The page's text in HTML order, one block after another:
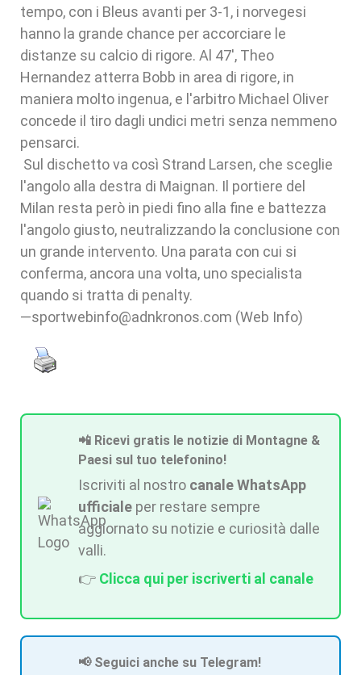
tempo, con i Bleus avanti per 3-1, i norvegesi
hanno la grande chance per accorciare le
distanze su calcio di rigore. Al 47', Theo
Hernandez atterra Bobb in area di rigore, in
maniera molto ingenua, e l'arbitro Michael Oliver
concede il tiro dagli undici metri senza nemmeno
pensarci.
Sul dischetto va così Strand Larsen, che sceglie
l'angolo alla destra di Maignan. Il portiere del
Milan resta però in piedi fino alla fine e battezza
l'angolo giusto, neutralizzando la conclusione con
un grande intervento. Una parata con cui si
conferma, ancora una volta, uno specialista
quando si tratta di penalty.
—sportwebinfo@adnkronos.com (Web Info)
📲 Ricevi gratis le notizie di Montagne &
Paesi sul tuo telefonino!
Iscriviti al nostro canale WhatsApp
ufficiale per restare sempre
aggiornato su notizie e curiosità dalle
valli.
👉 Clicca qui per iscriverti al canale
📢 Seguici anche su Telegram!